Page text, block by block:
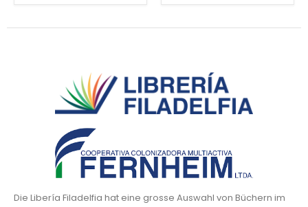
Die Libería Filadelfia hat eine grosse Auswahl von Büchern im